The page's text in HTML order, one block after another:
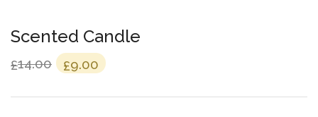
Scented Candle
£14.00 El
original
£9.00 El
actual